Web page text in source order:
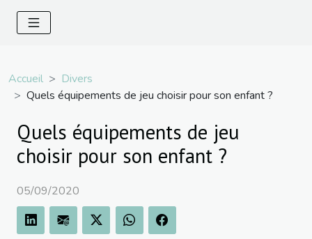
Accueil
Divers
Quels équipements de jeu choisir pour son enfant ?
Quels équipements de jeu
choisir pour son enfant ?
05/09/2020